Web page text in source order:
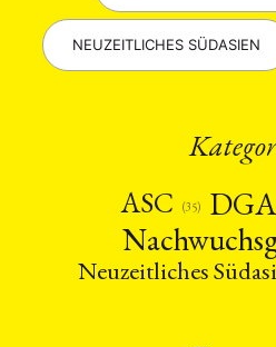
NEUZEITLICHES SÜDASIEN
ASC
(35)
Neuzeitliches